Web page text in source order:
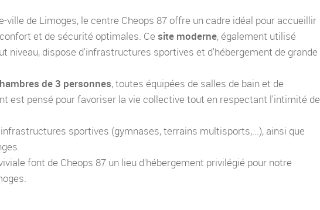
ville de Limoges, le centre Cheops 87 offre un cadre idéal pour accueillir
et de sécurité optimales. Ce site moderne, également utilisé
niveau, dispose d'infrastructures sportives et d'hébergement de grande
de 3 personnes, toutes équipées de salles de bain et de
est pensé pour favoriser la vie collective tout en respectant l'intimité de
sportives (gymnases, terrains multisports,...), ainsi que
font de Cheops 87 un lieu d'hébergement privilégié pour notre